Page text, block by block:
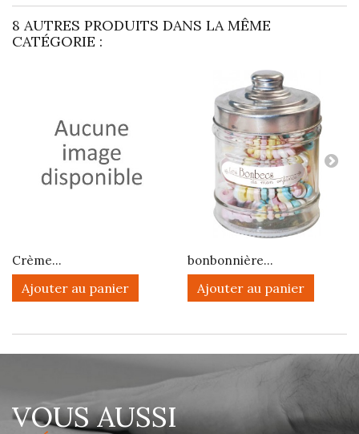
8 AUTRES PRODUITS DANS LA MÊME
CATÉGORIE :
Crème...
Ajouter au panier
bonbonnière...
Ajouter au panier
VOUS AUSSI